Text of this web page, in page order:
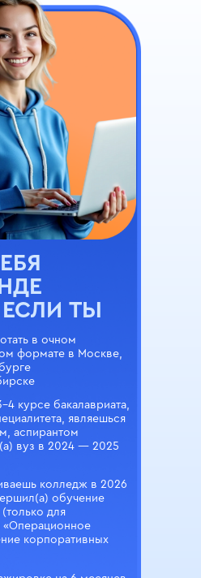
в очном
формате в Москве,
4 курсе бакалавриата,
являешься
аспирантом
вуз в 2024 — 2025
колледж в 2026
обучение
для
«Операционное
корпоративных
ТЫ